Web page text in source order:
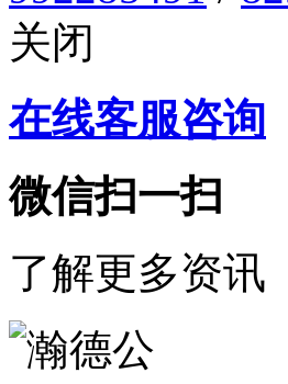
关闭
在线客服咨询
微信扫一扫
了解更多资讯